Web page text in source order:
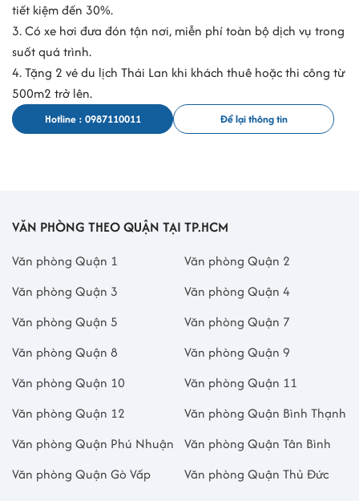
tiết kiệm đến 30%.
3. Có xe hơi đưa đón tận nơi, miễn phí toàn bộ dịch vụ trong
suốt quá trình.
4. Tặng 2 vé du lịch Thái Lan khi khách thuê hoặc thi công từ
500m2 trở lên.
Hotline : 0987110011 Để lại thông tin
VĂN PHÒNG THEO QUẬN TẠI TP.HCM
Văn phòng Quận 1
Văn phòng Quận 2
Văn phòng Quận 3
Văn phòng Quận 4
Văn phòng Quận 5
Văn phòng Quận 7
Văn phòng Quận 8
Văn phòng Quận 9
Văn phòng Quận 10
Văn phòng Quận 11
Văn phòng Quận 12
Văn phòng Quận Bình Thạnh
Văn phòng Quận Phú Nhuận
Văn phòng Quận Tân Bình
Văn phòng Quận Gò Vấp
Văn phòng Quận Thủ Đức